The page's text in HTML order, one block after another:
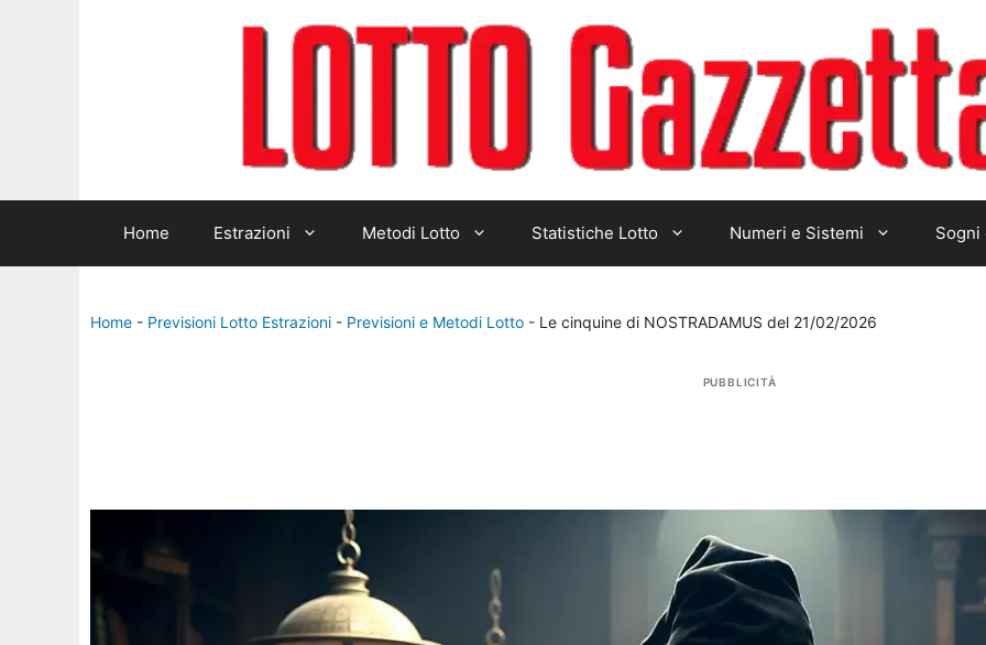
Home Estrazioni Metodi Lotto Statistiche Lotto Numeri e Sistemi Sogni
Home - Previsioni Lotto Estrazioni - Previsioni e Metodi Lotto - Le cinquine di NOSTRADAMUS del 21/02/2026
PUBBLICITÀ